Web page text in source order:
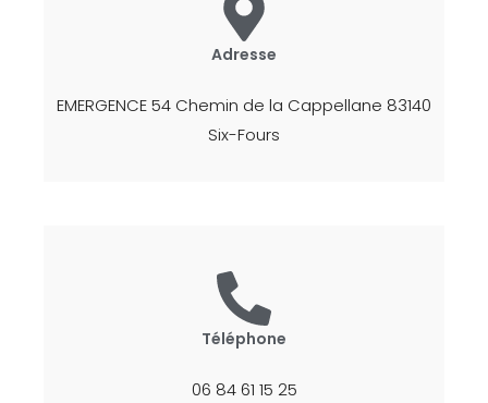
Adresse
EMERGENCE 54 Chemin de la Cappellane 83140
Six-Fours
Téléphone
06 84 61 15 25